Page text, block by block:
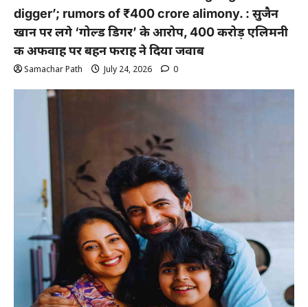
digger’; rumors of ₹400 crore alimony. : सुजैन
खान पर लगे ‘गोल्ड डिगर’ के आरोप, 400 करोड़ एलिमनी
की अफवाह पर बहन फराह ने दिया जवाब
Samachar Path July 24, 2026 0